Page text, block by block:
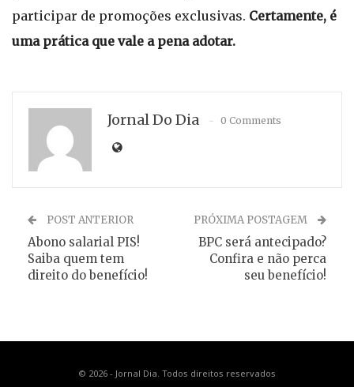
participar de promoções exclusivas. Certamente, é
uma prática que vale a pena adotar.
Jornal Do Dia 0 Comments
POST ANTERIOR
Abono salarial PIS!
Saiba quem tem
direito do benefício!
PRÓXIMA POSTAGEM
BPC será antecipado?
Confira e não perca
seu benefício!
© 2026 - Jornal Dia. Todos direitos reservados